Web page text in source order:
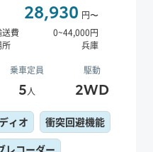
28,930 円〜
費
0~44,000円
所
兵庫
乗車定員 駆動
5人 2WD
ィオ
衝突回避機能
レコーダー